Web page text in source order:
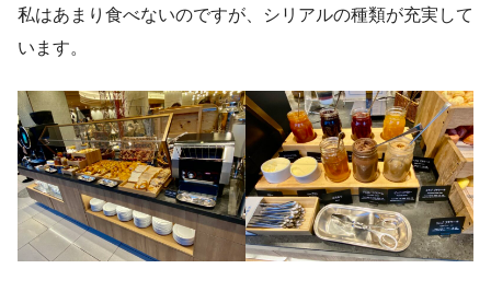
私はあまり食べないのですが、シリアルの種類が充実して
います。